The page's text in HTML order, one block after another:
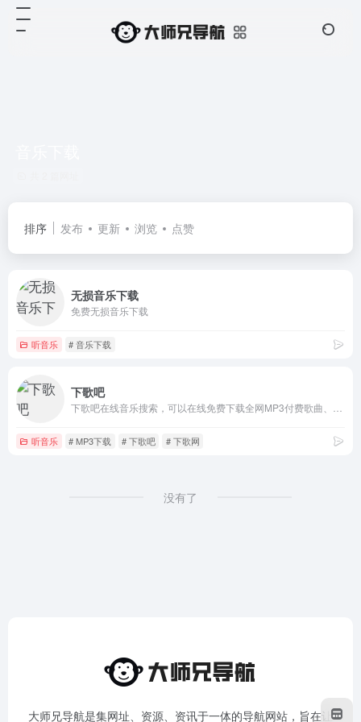
排序 发布 更新 浏览 点赞
无损音乐下载
免费无损音乐下载
听音乐 # 音乐下载
下歌吧
听音乐 # MP3下载 # 下歌吧 # 下歌网
没有了
大师兄导航是集网址、资源、资讯于一体的导航网站，旨在让